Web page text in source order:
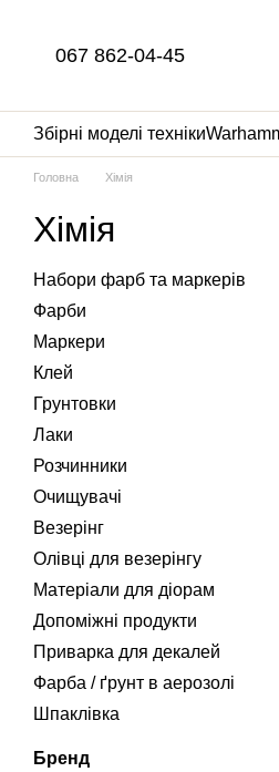
067 862-04-45
Збірні моделі техніки
Головна Хімія
Хімія
Набори фарб та маркерів
Фарби
Маркери
Клей
Грунтовки
Лаки
Розчинники
Очищувачі
Везерінг
Олівці для везерінгу
Матеріали для діорам
Допоміжні продукти
Приварка для декалей
Фарба / ґрунт в аерозолі
Шпаклівка
Бренд